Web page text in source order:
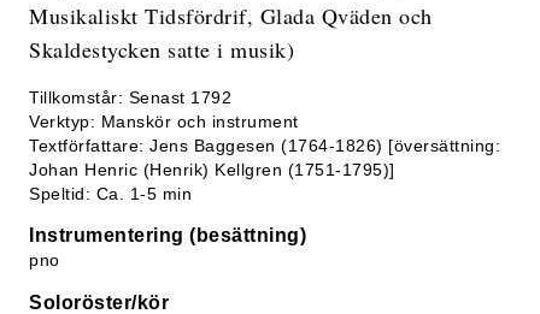
Musikaliskt Tidsfördrif, Glada Qväden och
Skaldestycken satte i musik)
Tillkomstår: Senast 1792
Verktyp: Manskör och instrument
Textförfattare: Jens Baggesen (1764-1826) [översättning:
Johan Henric (Henrik) Kellgren (1751-1795)]
Speltid: Ca. 1-5 min
Instrumentering (besättning)
pno
Soloröster/kör